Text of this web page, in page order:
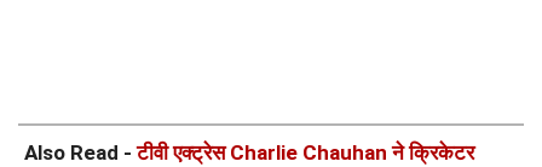
Also Read -टीवी एक्ट्रेस Charlie Chauhan ने क्रिकेटर